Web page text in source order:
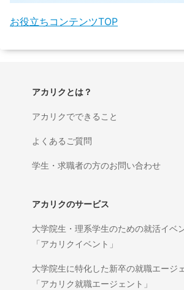
お役立ちコンテンツTOP
アカリクとは？
アカリクでできること
よくあるご質問
学生・求職者の方のお問い合わせ
アカリクのサービス
大学院生・理系学生のための就活イベ
「アカリクイベント」
大学院生に特化した新卒の就職エージ
「アカリク就職エージェント」